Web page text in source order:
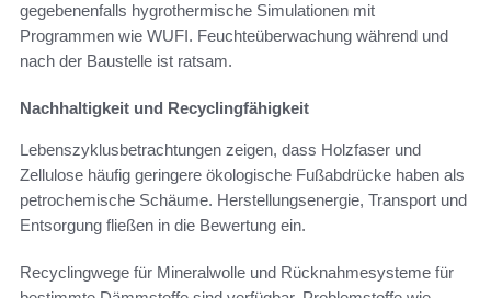
gegebenenfalls hygrothermische Simulationen mit
Programmen wie WUFI. Feuchteüberwachung während und
nach der Baustelle ist ratsam.
Nachhaltigkeit und Recyclingfähigkeit
Lebenszyklusbetrachtungen zeigen, dass Holzfaser und
Zellulose häufig geringere ökologische Fußabdrücke haben als
petrochemische Schäume. Herstellungsenergie, Transport und
Entsorgung fließen in die Bewertung ein.
Recyclingwege für Mineralwolle und Rücknahmesysteme für